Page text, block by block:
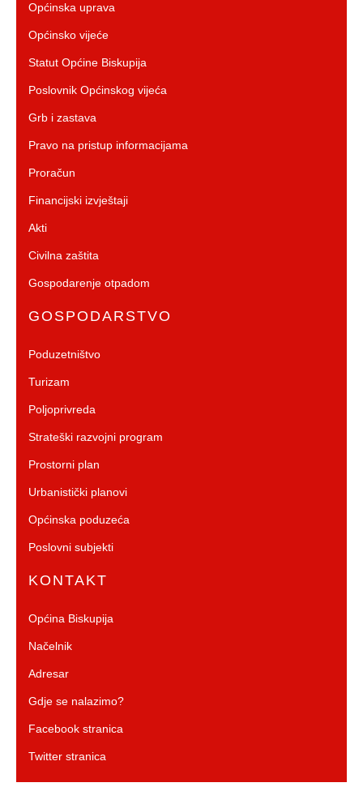
Općinska uprava
Općinsko vijeće
Statut Općine Biskupija
Poslovnik Općinskog vijeća
Grb i zastava
Pravo na pristup informacijama
Proračun
Financijski izvještaji
Akti
Civilna zaštita
Gospodarenje otpadom
GOSPODARSTVO
Poduzetništvo
Turizam
Poljoprivreda
Strateški razvojni program
Prostorni plan
Urbanistički planovi
Općinska poduzeća
Poslovni subjekti
KONTAKT
Općina Biskupija
Načelnik
Adresar
Gdje se nalazimo?
Facebook stranica
Twitter stranica